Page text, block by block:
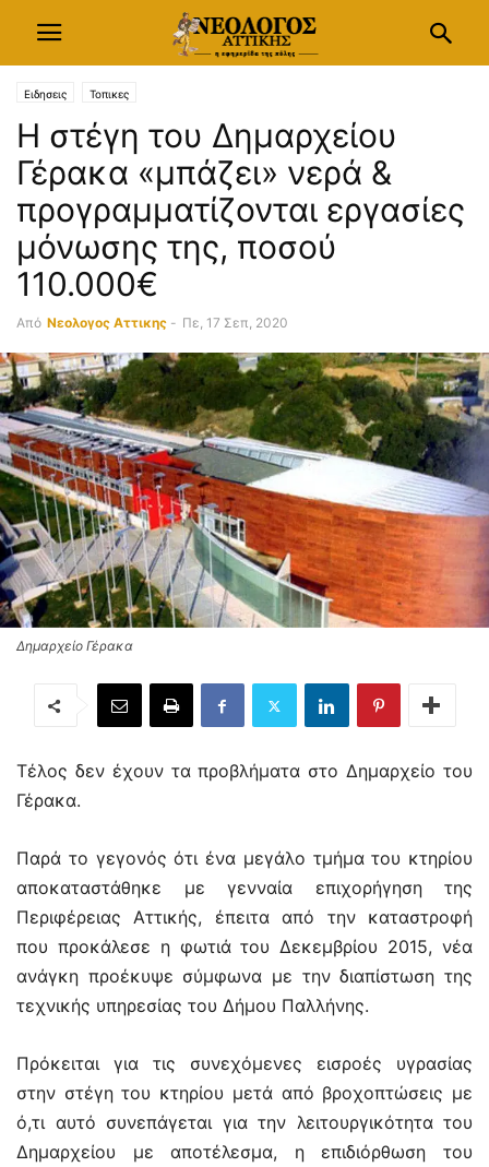
Ειδησεις Τοπικες
Η στέγη του Δημαρχείου
Γέρακα «μπάζει» νερά &
προγραμματίζονται εργασίες
μόνωσης της, ποσού
110.000€
Από Νεολογος Αττικης - Πε, 17 Σεπ, 2020
Δημαρχείο Γέρακα
Τέλος δεν έχουν τα προβλήματα στο Δημαρχείο του
Γέρακα.
Παρά το γεγονός ότι ένα μεγάλο τμήμα του κτηρίου
αποκαταστάθηκε με γενναία επιχορήγηση της
Περιφέρειας Αττικής, έπειτα από την καταστροφή
που προκάλεσε η φωτιά του Δεκεμβρίου 2015, νέα
ανάγκη προέκυψε σύμφωνα με την διαπίστωση της
τεχνικής υπηρεσίας του Δήμου Παλλήνης.
Πρόκειται για τις συνεχόμενες εισροές υγρασίας
στην στέγη του κτηρίου μετά από βροχοπτώσεις με
ό,τι αυτό συνεπάγεται για την λειτουργικότητα του
Δημαρχείου με αποτέλεσμα, η επιδιόρθωση του